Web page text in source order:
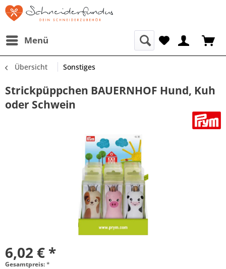
Menü
Übersicht Sonstiges
Strickpüppchen BAUERNHOF Hund, Kuh
oder Schwein
6,02 € *
Gesamtpreis:*